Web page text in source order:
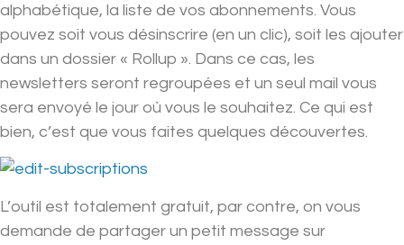
alphabétique, la liste de vos abonnements. Vous
pouvez soit vous désinscrire (en un clic), soit les ajouter
dans un dossier « Rollup ». Dans ce cas, les
newsletters seront regroupées et un seul mail vous
sera envoyé le jour où vous le souhaitez. Ce qui est
bien, c’est que vous faites quelques découvertes.
L’outil est totalement gratuit, par contre, on vous
demande de partager un petit message sur